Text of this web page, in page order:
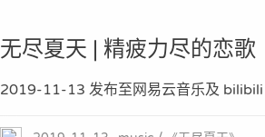
无尽夏天 | 精疲力尽的恋歌
2019-11-13 发布至网易云音乐及 bilibili